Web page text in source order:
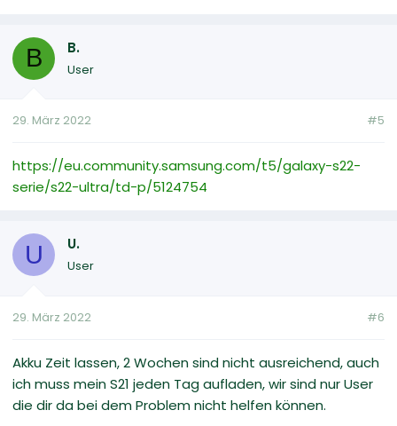
B B.
User
29. März 2022 #5
https://eu.community.samsung.com/t5/galaxy-s22-
serie/s22-ultra/td-p/5124754
U U.
User
29. März 2022 #6
Akku Zeit lassen, 2 Wochen sind nicht ausreichend, auch
ich muss mein S21 jeden Tag aufladen, wir sind nur User
die dir da bei dem Problem nicht helfen können.